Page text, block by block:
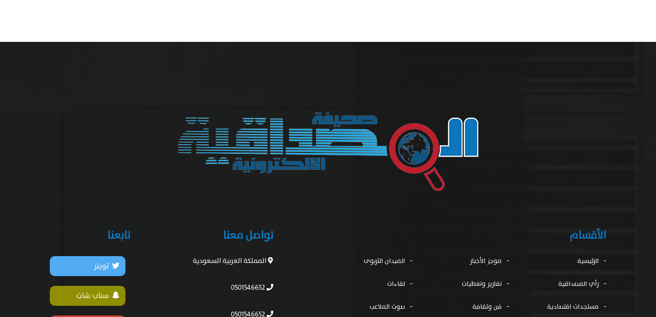
الأقسام
الرئيسية موجز الأخبار الميدان التربوى
رأي المصداقية تقارير وتغطيات لقاءات
مستجدات اقتصادية فن وثقافة صوت الملاعب
تواصل معنا
المملكة العربية السعودية
0501546652
0501546652
تابعنا
تويتر
سناب شات